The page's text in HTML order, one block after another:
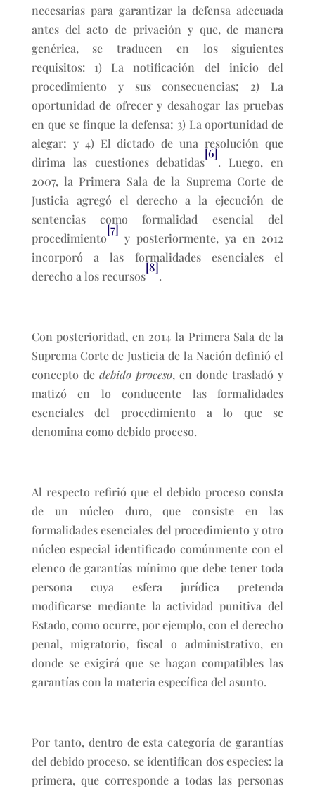
necesarias para garantizar la defensa adecuada
antes del acto de privación y que, de manera
genérica, se traducen en los siguientes
requisitos: 1) La notificación del inicio del
procedimiento y sus consecuencias; 2) La
oportunidad de ofrecer y desahogar las pruebas
en que se finque la defensa; 3) La oportunidad de
alegar; y 4) El dictado de una resolución que
dirima las cuestiones debatidas
[6]
. Luego, en
2007, la Primera Sala de la Suprema Corte de
Justicia agregó el derecho a la ejecución de
sentencias como formalidad esencial del
procedimiento
[7]
y posteriormente, ya en 2012
incorporó a las formalidades esenciales el
derecho a los recursos
[8]
.
Con posterioridad, en 2014 la Primera Sala de la
Suprema Corte de Justicia de la Nación definió el
concepto de debido proceso, en donde trasladó y
matizó en lo conducente las formalidades
esenciales del procedimiento a lo que se
denomina como debido proceso.
Al respecto refirió que el debido proceso consta
de un núcleo duro, que consiste en las
formalidades esenciales del procedimiento y otro
núcleo especial identificado comúnmente con el
elenco de garantías mínimo que debe tener toda
persona cuya esfera jurídica pretenda
modificarse mediante la actividad punitiva del
Estado, como ocurre, por ejemplo, con el derecho
penal, migratorio, fiscal o administrativo, en
donde se exigirá que se hagan compatibles las
garantías con la materia específica del asunto.
Por tanto, dentro de esta categoría de garantías
del debido proceso, se identifican dos especies: la
primera, que corresponde a todas las personas